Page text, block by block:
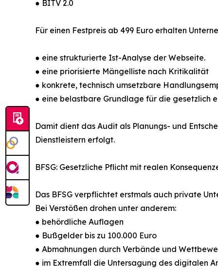
● BITV 2.0
Für einen Festpreis ab 499 Euro erhalten
● eine strukturierte Ist-Analyse der Webseite.
● eine priorisierte Mängelliste nach Kritikalität
● konkrete, technisch umsetzbare
● eine belastbare Grundlage für die gesetzlich
Damit dient das Audit als Planungs- und
Dienstleistern erfolgt.
BFSG: Gesetzliche Pflicht mit realen
Das BFSG verpflichtet erstmals auch private
Bei Verstößen drohen unter anderem:
● behördliche Auflagen
● Bußgelder bis zu 100.000 Euro
● Abmahnungen durch Verbände und
● im Extremfall die Untersagung des digitalen